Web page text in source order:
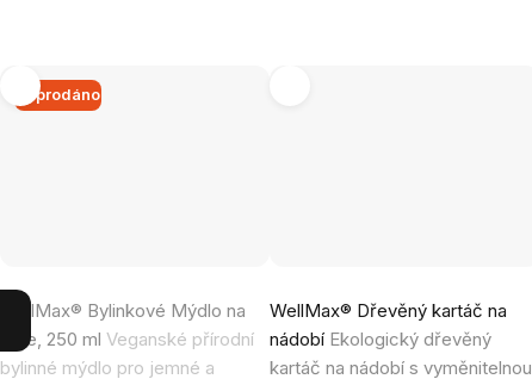
Vyprodáno
WellMax® Bylinkové Mýdlo na
ruce, 250 ml Veganské přírodní
bylinné mýdlo pro jemné a
Průměrné
hodnocení
produktu
WellMax® Dřevěný kartáč na
nádobí Ekologický dřevěný
kartáč na nádobí s vyměnitelnou
hodnocení
produktu